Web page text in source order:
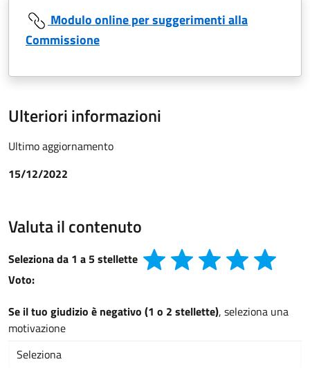
Modulo online per suggerimenti alla
Commissione
Ulteriori informazioni
Ultimo aggiornamento
15/12/2022
Valuta il contenuto
Seleziona da 1 a 5 stellette
Voto:
Se il tuo giudizio è negativo (1 o 2 stellette), seleziona una
motivazione